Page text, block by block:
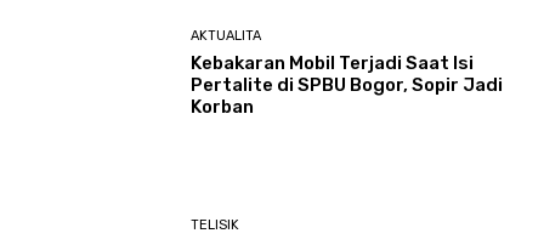
AKTUALITA
Kebakaran Mobil Terjadi Saat Isi
Pertalite di SPBU Bogor, Sopir Jadi
Korban
TELISIK